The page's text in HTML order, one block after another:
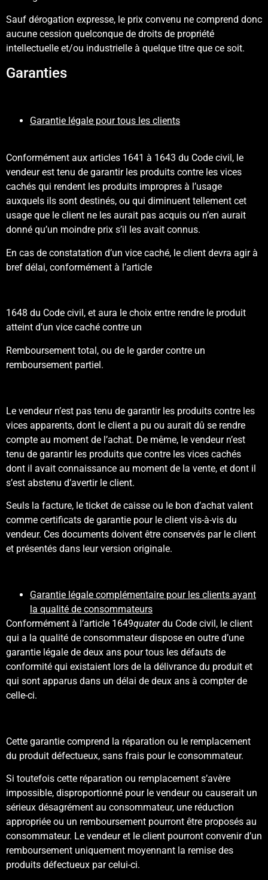
Sauf dérogation expresse, le prix convenu ne comprend donc
aucune cession quelconque de droits de propriété
intellectuelle et/ou industrielle à quelque titre que ce soit.
Garanties
Garantie légale pour tous les clients
Conformément aux articles 1641 à 1643 du Code civil, le
vendeur est tenu de garantir les produits contre les vices
cachés qui rendent les produits impropres à l’usage
auxquels ils sont destinés, ou qui diminuent tellement cet
usage que le client ne les aurait pas acquis ou n’en aurait
donné qu’un moindre prix s’il les avait connus.
En cas de constatation d’un vice caché, le client devra agir à
bref délai, conformément à l’article
1648 du Code civil, et aura le choix entre rendre le produit
atteint d’un vice caché contre un
Remboursement total, ou de le garder contre un
remboursement partiel.
Le vendeur n’est pas tenu de garantir les produits contre les
vices apparents, dont le client a pu ou aurait dû se rendre
compte au moment de l’achat. De même, le vendeur n’est
tenu de garantir les produits que contre les vices cachés
dont il avait connaissance au moment de la vente, et dont il
s’est abstenu d’avertir le client.
Seuls la facture, le ticket de caisse ou le bon d’achat valent
comme certificats de garantie pour le client vis-à-vis du
vendeur. Ces documents doivent être conservés par le client
et présentés dans leur version originale.
Garantie légale complémentaire pour les clients ayant
la qualité de consommateurs
Conformément à l’article 1649quaterdu Code civil, le client
qui a la qualité de consommateur dispose en outre d’une
garantie légale de deux ans pour tous les défauts de
conformité qui existaient lors de la délivrance du produit et
qui sont apparus dans un délai de deux ans à compter de
celle-ci.
Cette garantie comprend la réparation ou le remplacement
du produit défectueux, sans frais pour le consommateur.
Si toutefois cette réparation ou remplacement s’avère
impossible, disproportionné pour le vendeur ou causerait un
sérieux désagrément au consommateur, une réduction
appropriée ou un remboursement pourront être proposés au
consommateur. Le vendeur et le client pourront convenir d’un
remboursement uniquement moyennant la remise des
produits défectueux par celui-ci.